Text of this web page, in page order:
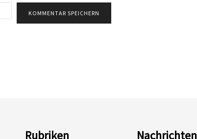
Mail:*
Rubriken Nachrichten